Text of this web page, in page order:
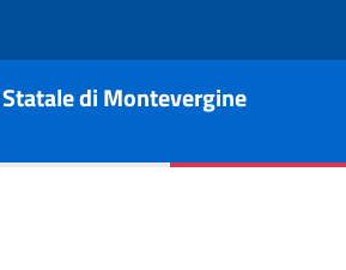
di Montevergine